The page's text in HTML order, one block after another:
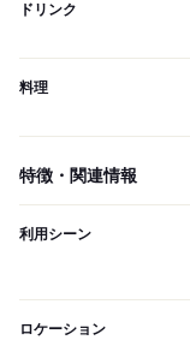
ドリンク
料理
特徴・関連情報
利用シーン
ロケーション